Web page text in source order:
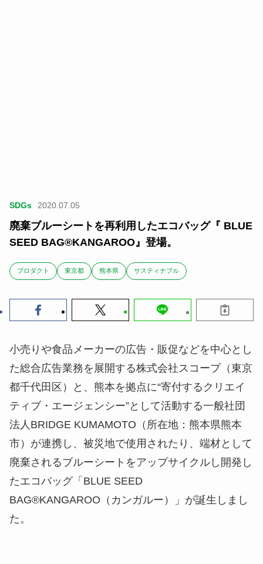
SDGs 2020.07.05
廃棄ブルーシートを再利用したエコバッグ『 BLUE
SEED BAG®KANGAROO』登場。
ブロダクト 東京都 熊本県 サスティナブル
小売りや食品メーカーの広告・販促などを中心とし
た総合広告業務を展開する株式会社スコープ（東京
都千代田区）と、熊本を拠点に“寄付するクリエイ
ティブ・エージェンシー”として活動する一般社団
法人BRIDGE KUMAMOTO（所在地：熊本県熊本
市）が連携し、被災地で使用されたり、端材として
廃棄されるブルーシートをアップサイクルし開発し
たエコバッグ「BLUE SEED
BAG®KANGAROO（カンガルー）」が誕生しまし
た。